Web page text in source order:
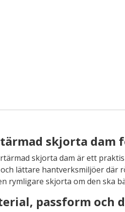
skjorta dam
skjorta dam är ett
lättare hantverksmiljöer där
rymligare skjorta om den ska
passform och